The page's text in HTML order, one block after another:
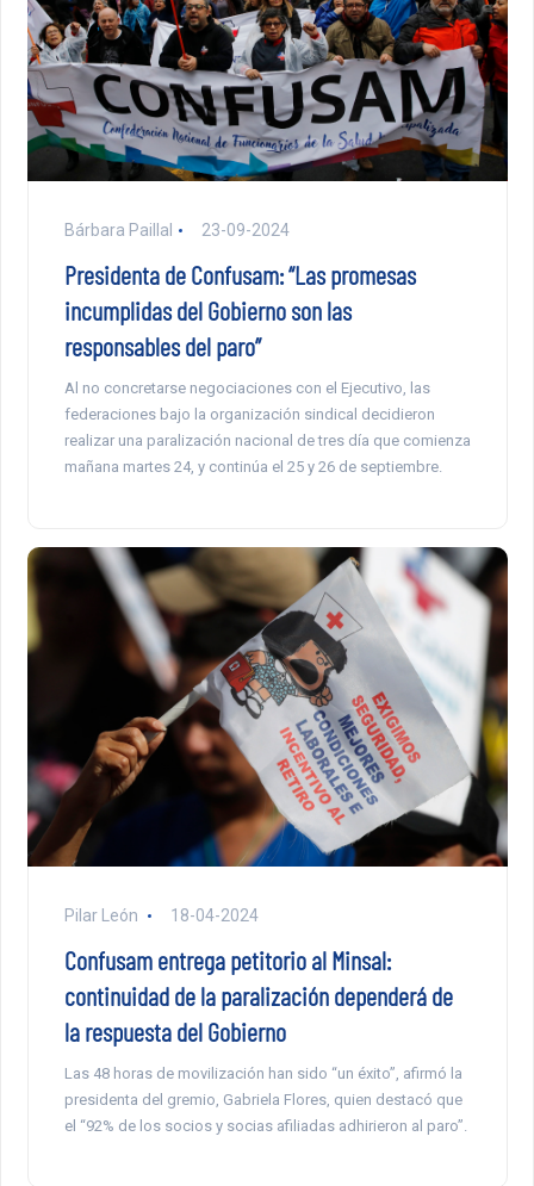
Bárbara Paillal 23-09-2024
Presidenta de Confusam: “Las promesas
incumplidas del Gobierno son las
responsables del paro”
Al no concretarse negociaciones con el Ejecutivo, las
federaciones bajo la organización sindical decidieron
realizar una paralización nacional de tres día que comienza
mañana martes 24, y continúa el 25 y 26 de septiembre.
Pilar León 18-04-2024
Confusam entrega petitorio al Minsal:
continuidad de la paralización dependerá de
la respuesta del Gobierno
Las 48 horas de movilización han sido “un éxito”, afirmó la
presidenta del gremio, Gabriela Flores, quien destacó que
el “92% de los socios y socias afiliadas adhirieron al paro”.